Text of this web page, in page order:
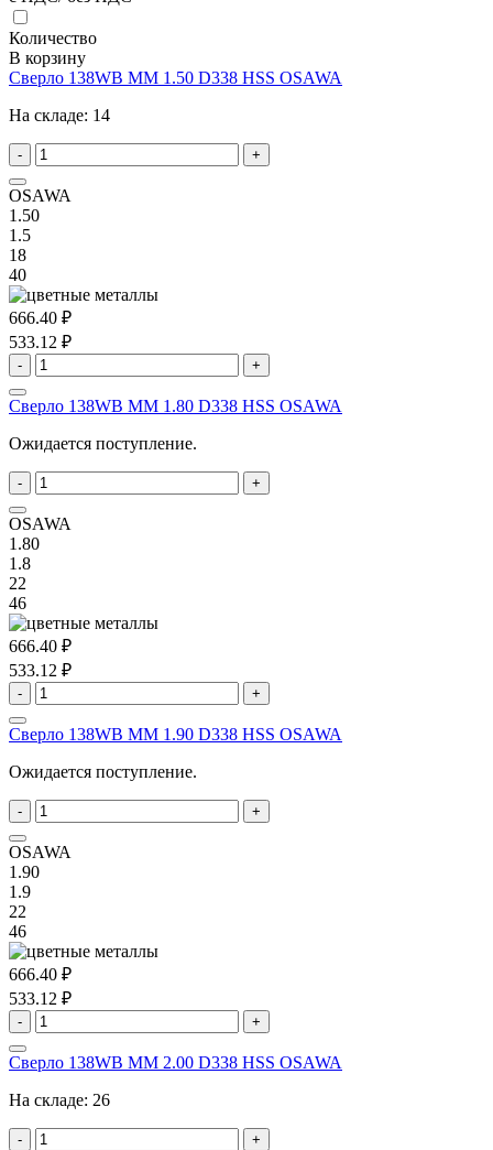
Количество
В корзину
Сверло 138WB MM 1.50 D338 HSS OSAWA
На складе: 14
- +
OSAWA
1.50
1.5
18
40
666.40 ₽
533.12 ₽
- +
Сверло 138WB MM 1.80 D338 HSS OSAWA
Ожидается поступление.
- +
OSAWA
1.80
1.8
22
46
666.40 ₽
533.12 ₽
- +
Сверло 138WB MM 1.90 D338 HSS OSAWA
Ожидается поступление.
- +
OSAWA
1.90
1.9
22
46
666.40 ₽
533.12 ₽
- +
Сверло 138WB MM 2.00 D338 HSS OSAWA
На складе: 26
- +